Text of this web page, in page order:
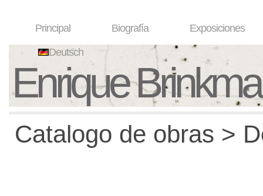
Principal Biografía Exposiciones
Deutsch
Enrique
Catalogo de obras >